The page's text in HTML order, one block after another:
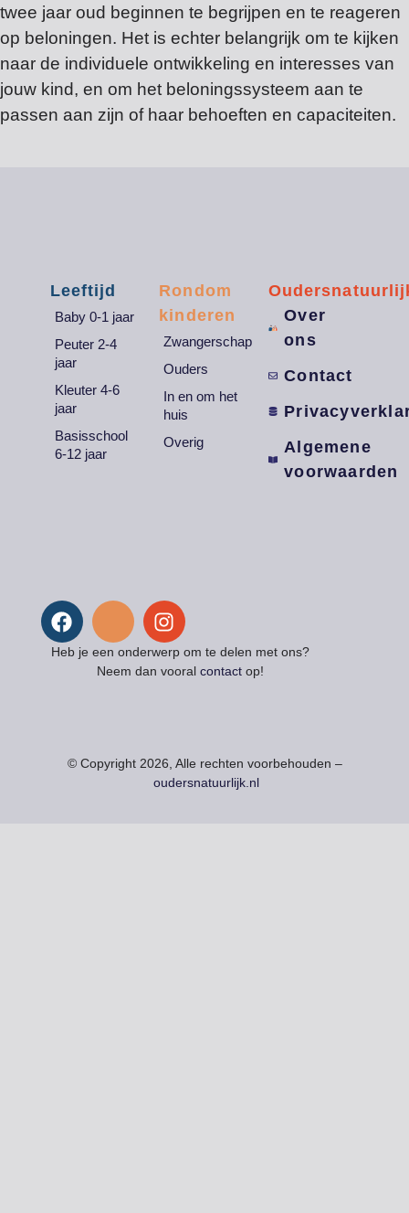
twee jaar oud beginnen te begrijpen en te reageren
op beloningen. Het is echter belangrijk om te kijken
naar de individuele ontwikkeling en interesses van
jouw kind, en om het beloningssysteem aan te
passen aan zijn of haar behoeften en capaciteiten.
Heb je een onderwerp om te delen met ons?
Neem dan vooral contactop!
Leeftijd
Baby 0-1 jaar
Peuter 2-4
jaar
Kleuter 4-6
jaar
Basisschool
6-12 jaar
Rondom
kinderen
Zwangerschap
Ouders
In en om het
huis
Overig
Over
ons
Contact
Algemene
voorwaarden
© Copyright 2026, Alle rechten voorbehouden –
oudersnatuurlijk.nl